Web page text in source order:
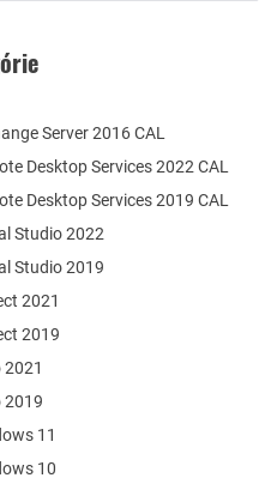
Desktop Services 2022 CAL
Desktop Services 2019 CAL
Server 2016 CAL
Studio 2022
Studio 2019
2021
2019
2021
2019
11
10